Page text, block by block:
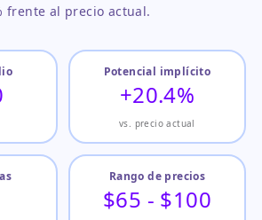
frente al precio actual.
Potencial implícito
+20.4%
vs. precio actual
Rango de precios
$65 - $100